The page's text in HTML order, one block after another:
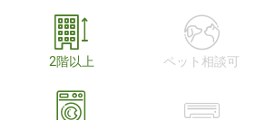
2階以上 ペット相談可